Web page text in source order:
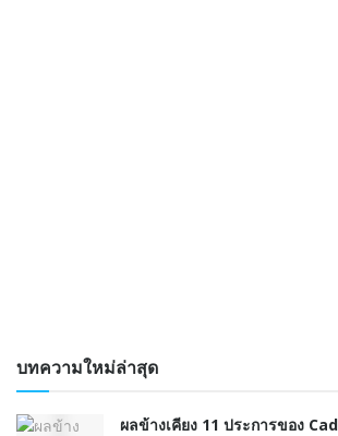
บทความใหม่ล่าสุด
ผลข้างเคียง 11 ประการของ